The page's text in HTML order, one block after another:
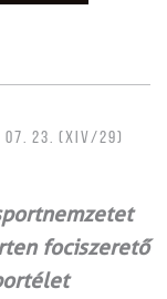
07. 23. (XIV/29)
fociszerető